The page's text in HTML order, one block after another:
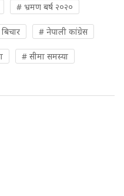
# भ्रमण बर्ष २०२०
# नेपाली कांग्रेस
# सीमा समस्या